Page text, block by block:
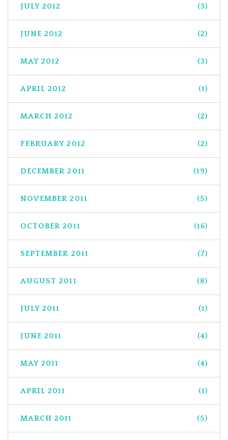
JULY 2012 (3)
JUNE 2012 (2)
MAY 2012 (3)
APRIL 2012 (1)
MARCH 2012 (2)
FEBRUARY 2012 (2)
DECEMBER 2011 (19)
NOVEMBER 2011 (5)
OCTOBER 2011 (16)
SEPTEMBER 2011 (7)
AUGUST 2011 (8)
JULY 2011 (1)
JUNE 2011 (4)
MAY 2011 (4)
APRIL 2011 (1)
MARCH 2011 (5)